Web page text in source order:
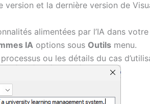
version et la dernière version de
alimentées par l’IA dans
IA options sous Outils menu.
ou les détails du cas